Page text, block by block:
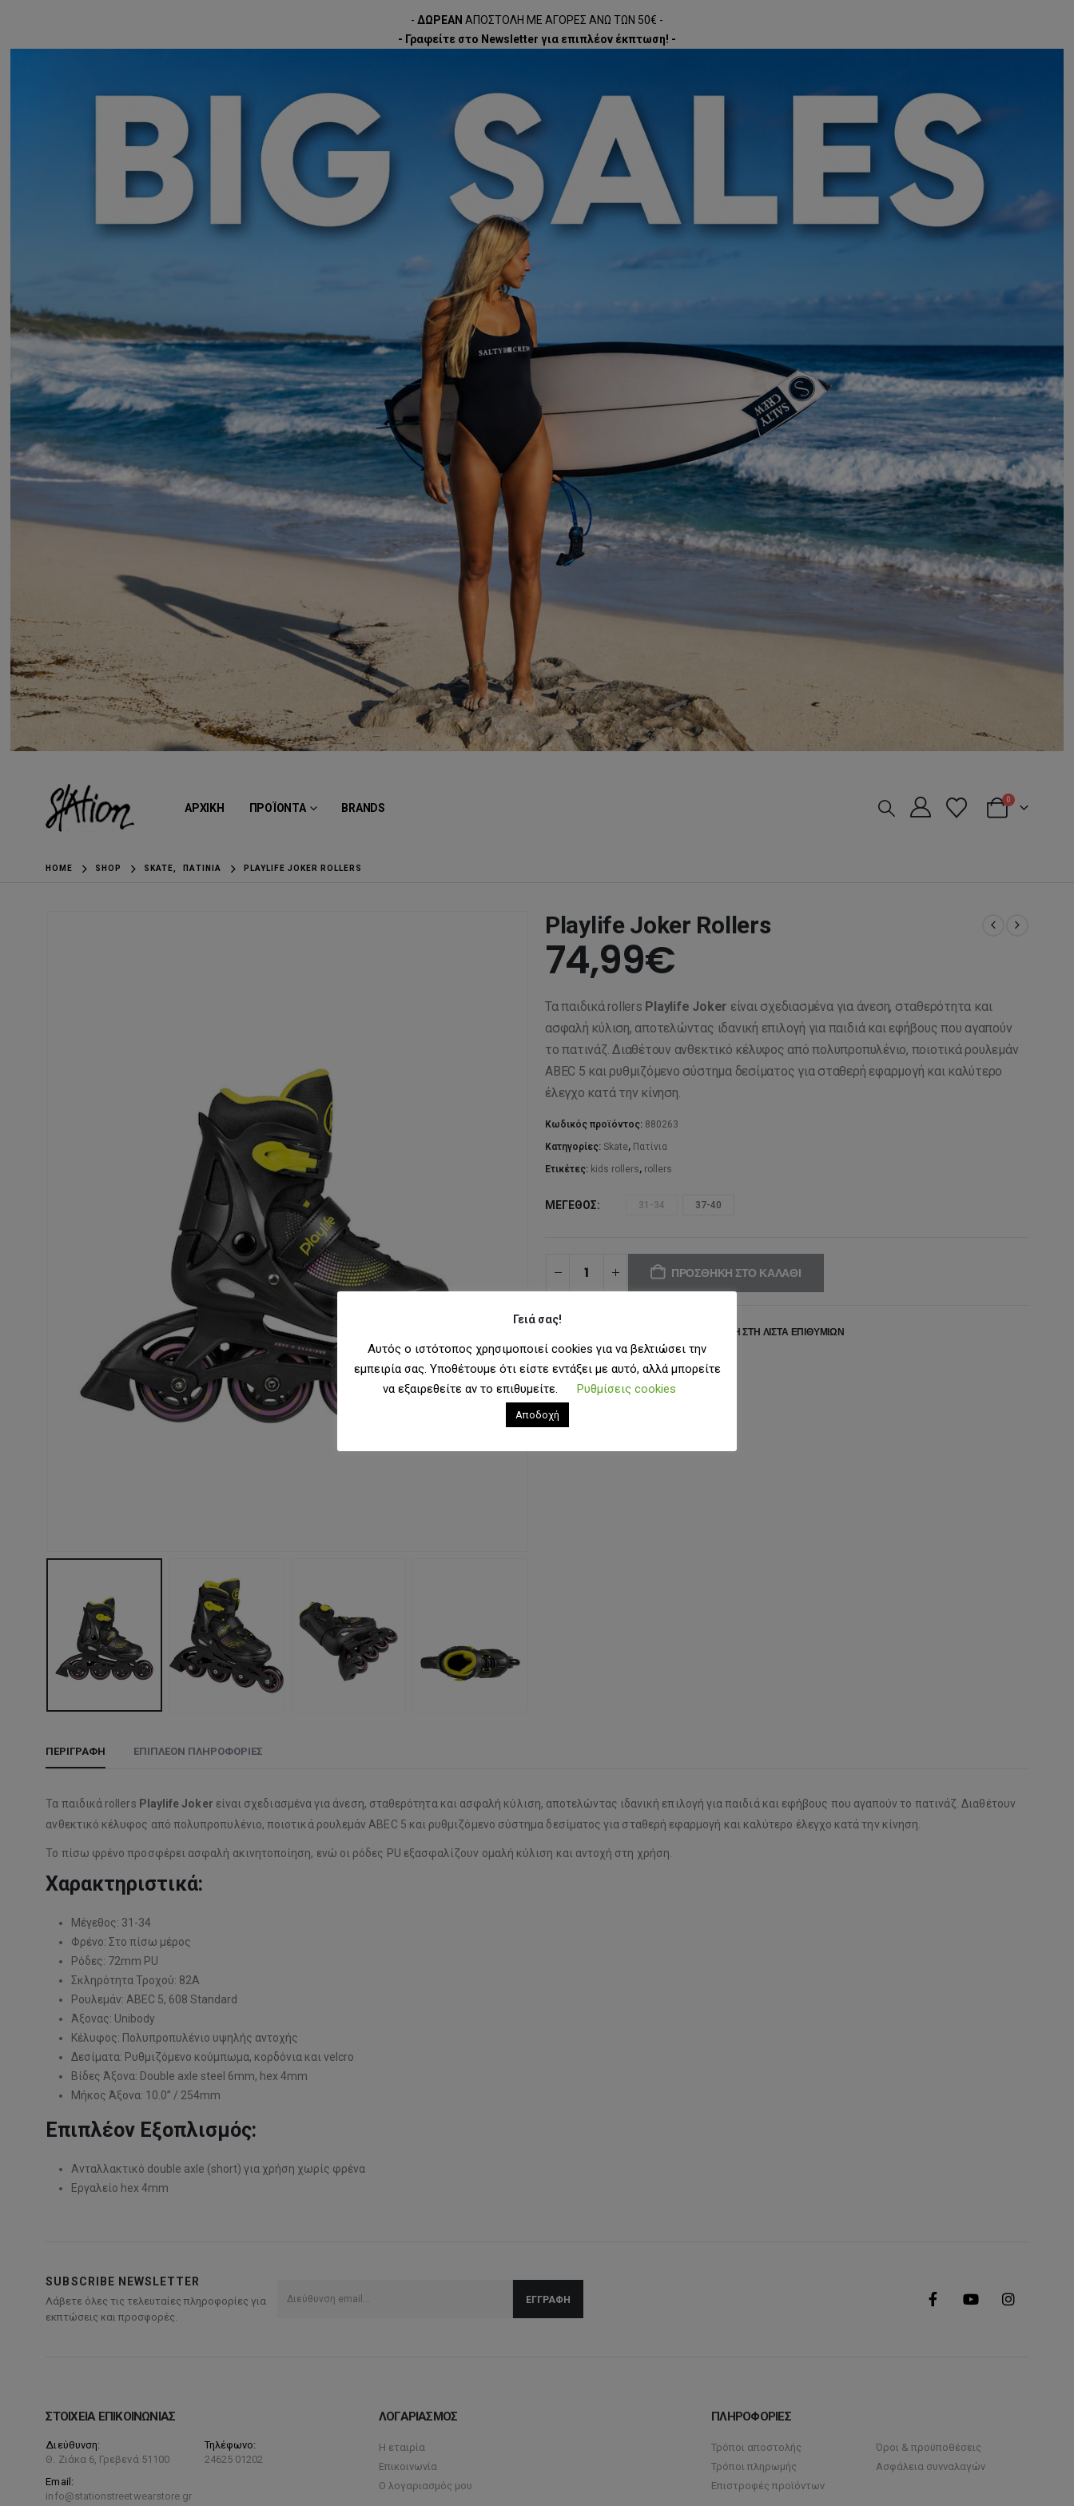
- ΔΩΡΕΑΝ ΑΠΟΣΤΟΛΗ ΜΕ ΑΓΟΡΕΣ ΑΝΩ ΤΩΝ 50€ -
- Γραφείτε στο Newsletter για επιπλέον έκπτωση! -
ΑΡΧΙΚΗ ΠΡΟΪΟΝΤΑ BRANDS
0
HOME SHOP SKATE ΠΑΤΊΝΙΑ PLAYLIFE JOKER ROLLERS
Playlife Joker Rollers
74,99€
Τα παιδικά rollers Playlife Joker είναι σχεδιασμένα για άνεση, σταθερότητα και
ασφαλή κύλιση, αποτελώντας ιδανική επιλογή για παιδιά και εφήβους που αγαπούν
το πατινάζ. Διαθέτουν ανθεκτικό κέλυφος από πολυπροπυλένιο, ποιοτικά ρουλεμάν
ABEC 5 και ρυθμιζόμενο σύστημα δεσίματος για σταθερή εφαρμογή και καλύτερο
έλεγχο κατά την κίνηση.
Κωδικός προϊόντος: 880263
Κατηγορίες: Skate, Πατίνια
Ετικέτες: kids rollers, rollers
ΜΈΓΕΘΟΣ 31-34 37-40
ΠΡΟΣΘΉΚΗ ΣΤΟ ΚΑΛΆΘΙ
ΠΡΟΣΘΉΚΗ ΣΤΗ ΛΊΣΤΑ ΕΠΙΘΥΜΙΏΝ
ΠΕΡΙΓΡΑΦΉ ΕΠΙΠΛΈΟΝ ΠΛΗΡΟΦΟΡΊΕΣ
Τα παιδικά rollers Playlife Joker είναι σχεδιασμένα για άνεση, σταθερότητα και ασφαλή κύλιση, αποτελώντας ιδανική επιλογή για παιδιά και εφήβους που αγαπούν το πατινάζ. Διαθέτουν
ανθεκτικό κέλυφος από πολυπροπυλένιο, ποιοτικά ρουλεμάν ABEC 5 και ρυθμιζόμενο σύστημα δεσίματος για σταθερή εφαρμογή και καλύτερο έλεγχο κατά την κίνηση.
Το πίσω φρένο προσφέρει ασφαλή ακινητοποίηση, ενώ οι ρόδες PU εξασφαλίζουν ομαλή κύλιση και αντοχή στη χρήση.
Χαρακτηριστικά:
Μέγεθος: 31-34
Φρένο: Στο πίσω μέρος
Ρόδες: 72mm PU
Σκληρότητα Τροχού: 82A
Ρουλεμάν: ABEC 5, 608 Standard
Άξονας: Unibody
Κέλυφος: Πολυπροπυλένιο υψηλής αντοχής
Δεσίματα: Ρυθμιζόμενο κούμπωμα, κορδόνια και velcro
Βίδες Άξονα: Double axle steel 6mm, hex 4mm
Μήκος Άξονα: 10.0” / 254mm
Επιπλέον Εξοπλισμός:
Ανταλλακτικό double axle (short) για χρήση χωρίς φρένα
Εργαλείο hex 4mm
SUBSCRIBE NEWSLETTER
Λάβετε όλες τις τελευταίες πληροφορίες για
εκπτώσεις και προσφορές.
ΣΤΟΙΧΕΙΑ ΕΠΙΚΟΙΝΩΝΙΑΣ
Διεύθυνση:
Θ. Ζιάκα 6, Γρεβενά 51100
Τηλέφωνο:
24625 01202
Email:
info@stationstreetwearstore.gr
ΛΟΓΑΡΙΑΣΜΟΣ
Η εταιρία
Επικοινωνία
Ο λογαριασμός μου
ΠΛΗΡΟΦΟΡΙΕΣ
Τρόποι αποστολής
Τρόποι πληρωμής
Επιστροφές προϊόντων
Όροι & προϋποθέσεις
Ασφάλεια συνναλαγών
Γειά σας!
Αυτός ο ιστότοπος χρησιμοποιεί cookies για να βελτιώσει την
εμπειρία σας. Υποθέτουμε ότι είστε εντάξει με αυτό, αλλά μπορείτε
να εξαιρεθείτε αν το επιθυμείτε.
Ρυθμίσεις cookies
Αποδοχή